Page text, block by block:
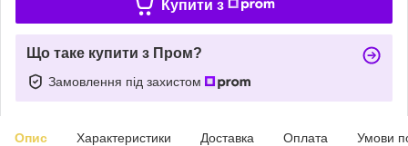
Купити з
Що таке купити з Пром?
Замовлення під захистом
Опис Характеристики Доставка Оплата Умови